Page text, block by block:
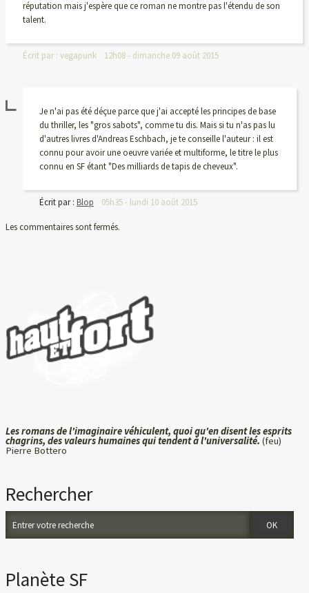
Les romans de l'imaginaire véhiculent, quoi qu'en disent les esprits
chagrins, des valeurs humaines qui tendent à l'universalité. (feu)
Pierre Bottero
Rechercher
Planète SF
réputation mais j'espère que ce roman ne montre pas l'étendu de son
talent.
Écrit par : vegapunk 12h08- dimanche 09 août 2015
Je n'ai pas été déçue parce que j'ai accepté les principes de base
du thriller, les "gros sabots", comme tu dis. Mais si tu n'as pas lu
d'autres livres d'Andreas Eschbach, je te conseille l'auteur : il est
connu pour avoir une oeuvre variée et multiforme, le titre le plus
connu en SF étant "Des milliards de tapis de cheveux".
Écrit par : Blop 05h35- lundi 10 août 2015
Les commentaires sont fermés.